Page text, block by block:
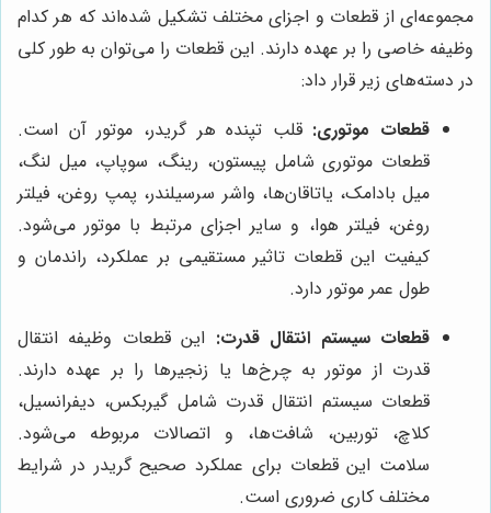
مجموعه‌ای از قطعات و اجزای مختلف تشکیل شده‌اند که هر کدام
وظیفه خاصی را بر عهده دارند. این قطعات را می‌توان به طور کلی
در دسته‌های زیر قرار داد:
قطعات موتوری: قلب تپنده هر گریدر، موتور آن است.
قطعات موتوری شامل پیستون، رینگ، سوپاپ، میل لنگ،
میل بادامک، یاتاقان‌ها، واشر سرسیلندر، پمپ روغن، فیلتر
روغن، فیلتر هوا، و سایر اجزای مرتبط با موتور می‌شود.
کیفیت این قطعات تاثیر مستقیمی بر عملکرد، راندمان و
طول عمر موتور دارد.
قطعات سیستم انتقال قدرت: این قطعات وظیفه انتقال
قدرت از موتور به چرخ‌ها یا زنجیرها را بر عهده دارند.
قطعات سیستم انتقال قدرت شامل گیربکس، دیفرانسیل،
کلاچ، توربین، شافت‌ها، و اتصالات مربوطه می‌شود.
سلامت این قطعات برای عملکرد صحیح گریدر در شرایط
مختلف کاری ضروری است.